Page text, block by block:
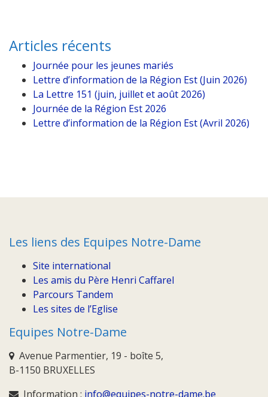
Articles récents
Journée pour les jeunes mariés
Lettre d’information de la Région Est (Juin 2026)
La Lettre 151 (juin, juillet et août 2026)
Journée de la Région Est 2026
Lettre d’information de la Région Est (Avril 2026)
Les liens des Equipes Notre-Dame
Site international
Les amis du Père Henri Caffarel
Parcours Tandem
Les sites de l’Eglise
Equipes Notre-Dame
Avenue Parmentier, 19 - boîte 5,
B-1150 BRUXELLES
Information : info@equipes-notre-dame.be